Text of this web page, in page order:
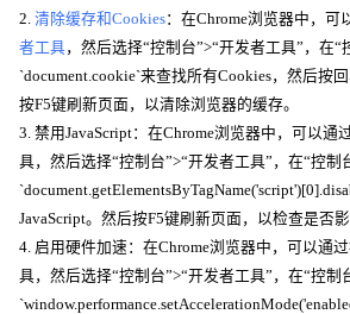
2. 清除缓存和Cookies：在Chrome浏览器中，可
者工具，然后选择“控制台”>“开发者工具”，在“
`document.cookie`来查找所有Cookies，然后按
按F5键刷新页面，以清除浏览器的缓存。
3. 禁用JavaScript：在Chrome浏览器中，可以通
具，然后选择“控制台”>“开发者工具”，在“控制
JavaScript。然后按F5键刷新页面，以检查是否影
4. 启用硬件加速：在Chrome浏览器中，可以通
具，然后选择“控制台”>“开发者工具”，在“控制